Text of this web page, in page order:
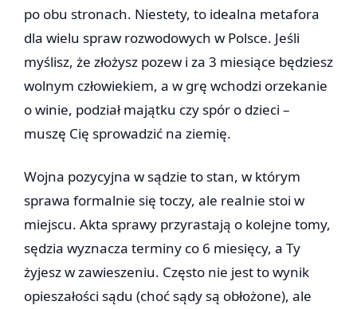
po obu stronach. Niestety, to idealna metafora
dla wielu spraw rozwodowych w Polsce. Jeśli
myślisz, że złożysz pozew i za 3 miesiące będziesz
wolnym człowiekiem, a w grę wchodzi orzekanie
o winie, podział majątku czy spór o dzieci –
muszę Cię sprowadzić na ziemię.
Wojna pozycyjna w sądzie to stan, w którym
sprawa formalnie się toczy, ale realnie stoi w
miejscu. Akta sprawy przyrastają o kolejne tomy,
sędzia wyznacza terminy co 6 miesięcy, a Ty
żyjesz w zawieszeniu. Często nie jest to wynik
opieszałości sądu (choć sądy są obłożone), ale